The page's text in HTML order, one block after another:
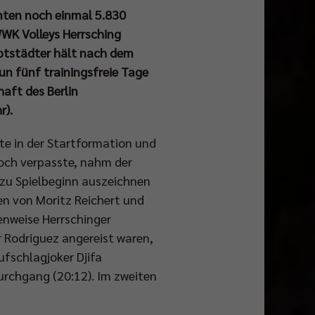
noch einmal 5.830
Volleys Herrsching
hält nach dem
fünf trainingsfreie Tage
des Berlin
in der Startformation und
verpasste, nahm der
Spielbeginn auszeichnen
von Moritz Reichert und
Herrschinger
angereist waren,
Djifa
(20:12). Im zweiten